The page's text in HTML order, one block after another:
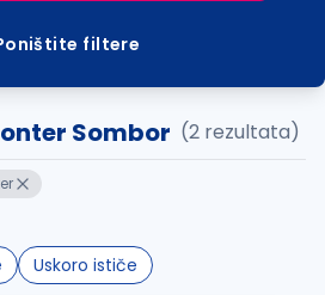
filtere
Sombor (2 rezultata)
Uskoro ističe